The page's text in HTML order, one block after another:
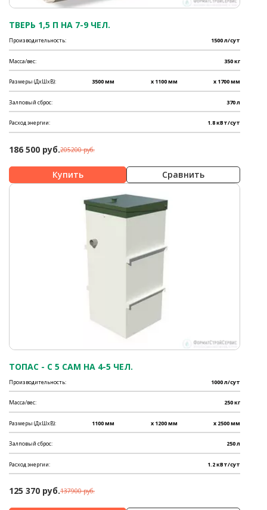
ТВЕРЬ 1,5 П НА 7-9 ЧЕЛ.
Производительность: 1500 л/сут
Масса/вес: 350 кг
Размеры (ДхШхВ): 3500 мм x 1100 мм x 1700 мм
Залповый сброс: 370 л
Расход энергии: 1.8 кВт/сут
186 500 руб.205200 руб.
Сравнить
ТОПАС - C 5 САМ НА 4-5 ЧЕЛ.
Производительность: 1000 л/сут
Масса/вес: 250 кг
Размеры (ДхШхВ): 1100 мм x 1200 мм x 2500 мм
Залповый сброс: 250 л
Расход энергии: 1.2 кВт/сут
125 370 руб.137900 руб.